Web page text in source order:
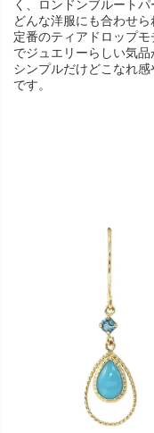
く、ロンドンブルート
どんな洋服にも合わせら
定番のティアドロップ
でジュエリーらしい気品
シンプルだけどこなれ
です。